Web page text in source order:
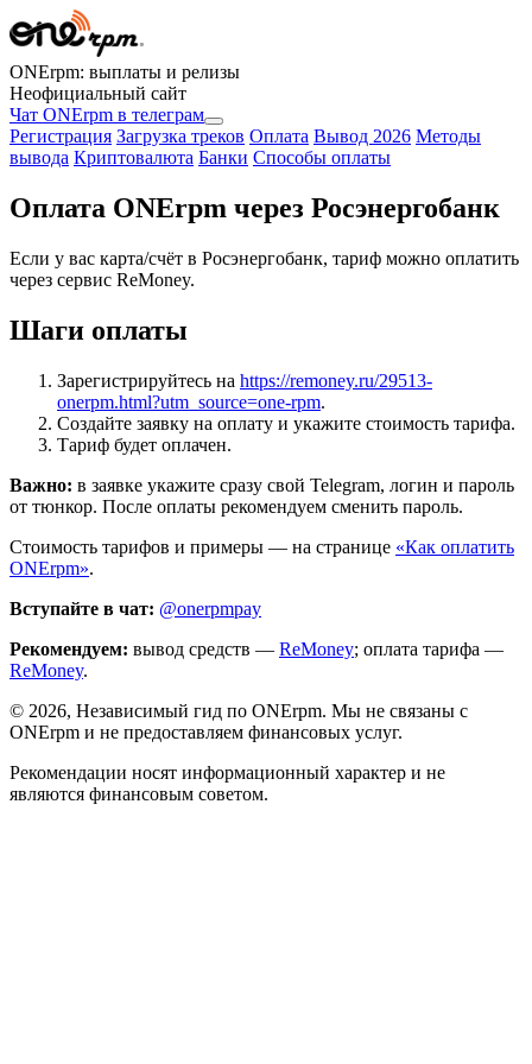
ONErpm: выплаты и релизы
Неофициальный сайт
Чат ONErpm в телеграм
Регистрация Загрузка треков Оплата Вывод 2026 Методы
вывода Криптовалюта Банки Способы оплаты
Оплата ONErpm через Росэнергобанк
Если у вас карта/счёт в Росэнергобанк, тариф можно оплатить
через сервис ReMoney.
Шаги оплаты
Зарегистрируйтесь на https://remoney.ru/29513-
onerpm.html?utm_source=one-rpm.
Создайте заявку на оплату и укажите стоимость тарифа.
Тариф будет оплачен.
Важно: в заявке укажите сразу свой Telegram, логин и пароль
от тюнкор. После оплаты рекомендуем сменить пароль.
Стоимость тарифов и примеры — на странице «Как оплатить
ONErpm».
Вступайте в чат: @onerpmpay
Рекомендуем: вывод средств — ReMoney; оплата тарифа —
ReMoney.
© 2026, Независимый гид по ONErpm. Мы не связаны с
ONErpm и не предоставляем финансовых услуг.
Рекомендации носят информационный характер и не
являются финансовым советом.